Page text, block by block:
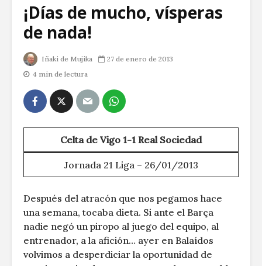
¡Días de mucho, vísperas
de nada!
Iñaki de Mujika
27 de enero de 2013
4 min de lectura
Celta de Vigo 1-1 Real Sociedad
Jornada 21 Liga – 26/01/2013
Después del atracón que nos pegamos hace
una semana, tocaba dieta. Si ante el Barça
nadie negó un piropo al juego del equipo, al
entrenador, a la afición… ayer en Balaídos
volvimos a desperdiciar la oportunidad de